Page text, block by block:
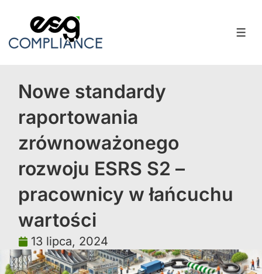
Nowe standardy
raportowania
zrównoważonego
rozwoju ESRS S2 –
pracownicy w łańcuchu
wartości
13 lipca, 2024